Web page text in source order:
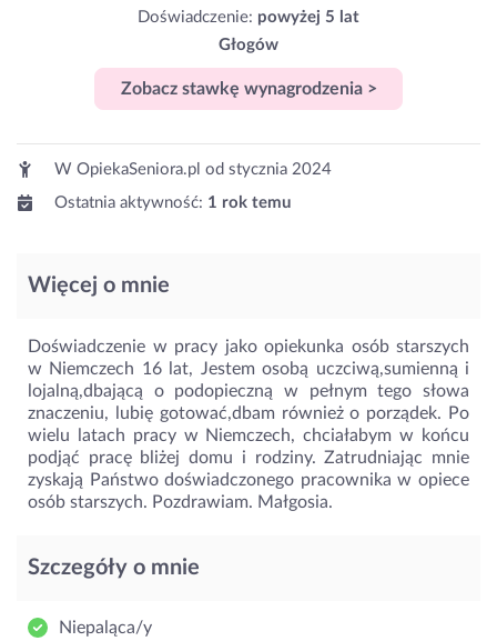
Doświadczenie: powyżej 5 lat
Głogów
Zobacz stawkę wynagrodzenia >
W OpiekaSeniora.pl od stycznia 2024
Ostatnia aktywność: 1 rok temu
Więcej o mnie
Doświadczenie w pracy jako opiekunka osób starszych
w Niemczech 16 lat, Jestem osobą uczciwą,sumienną i
lojalną,dbającą o podopieczną w pełnym tego słowa
znaczeniu, lubię gotować,dbam również o porządek. Po
wielu latach pracy w Niemczech, chciałabym w końcu
podjąć pracę bliżej domu i rodziny. Zatrudniając mnie
zyskają Państwo doświadczonego pracownika w opiece
osób starszych. Pozdrawiam. Małgosia.
Szczegóły o mnie
Niepaląca/y